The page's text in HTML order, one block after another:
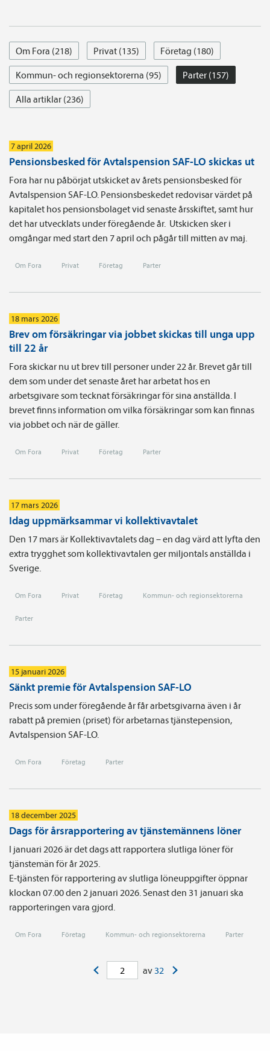
Om Fora (218) Privat (135)
Företag (180)
Kommun- och regionsektorerna (95)
Parter (157)
Alla artiklar (236)
7 april 2026
Pensionsbesked för Avtalspension SAF-LO skickas ut
Fora har nu påbörjat utskicket av årets pensionsbesked för
Avtalspension SAF-LO. Pensionsbeskedet redovisar värdet på
kapitalet hos pensionsbolaget vid senaste årsskiftet, samt hur
det har utvecklats under föregående år. Utskicken sker i
omgångar med start den 7 april och pågår till mitten av maj.
Om Fora Privat Företag Parter
18 mars 2026
Brev om försäkringar via jobbet skickas till unga upp
till 22 år
Fora skickar nu ut brev till personer under 22 år. Brevet går till
dem som under det senaste året har arbetat hos en
arbetsgivare som tecknat försäkringar för sina anställda. I
brevet finns information om vilka försäkringar som kan finnas
via jobbet och när de gäller.
Om Fora Privat Företag Parter
17 mars 2026
Idag uppmärksammar vi kollektivavtalet
Den 17 mars är Kollektivavtalets dag – en dag värd att lyfta den
extra trygghet som kollektivavtalen ger miljontals anställda i
Sverige.
Om Fora Privat Företag Kommun- och regionsektorerna
Parter
15 januari 2026
Sänkt premie för Avtalspension SAF-LO
Precis som under föregående år får arbetsgivarna även i år
rabatt på premien (priset) för arbetarnas tjänste­pension,
Avtals­pension SAF-LO.
Om Fora Företag Parter
18 december 2025
Dags för årsrapportering av tjänstemännens löner
I januari 2026 är det dags att rapportera slutliga löner för
tjänstemän för år 2025.
E-tjänsten för rapportering av slutliga löneuppgifter öppnar
klockan 07.00 den 2 januari 2026. Senast den 31 januari ska
rapporteringen vara gjord.
Om Fora Företag Kommun- och regionsektorerna Parter
av 32